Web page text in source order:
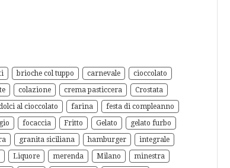
brioche col tuppo carnevale
cioccolato
colazione crema pasticcera
Crostata
al cioccolato farina
festa di compleanno
focaccia Fritto Gelato
gelato furbo
granita siciliana hamburger
integrale
Liquore merenda Milano
minestra